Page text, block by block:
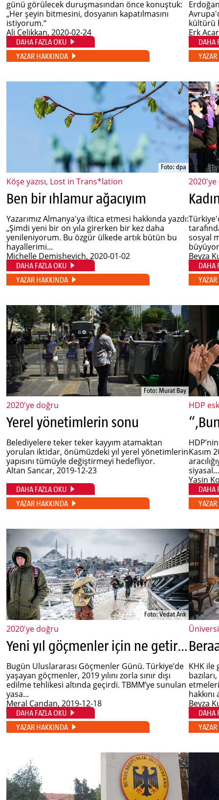
günü görülecek duruşmasından önce konuştuk:
„Her şeyin bitmesini, dosyanın kapatılmasını
istiyorum.“
Ali Çelikkan, 2020-02-24
DAHA FAZLA OKU
YAZAR HAKKINDA
kültürü
Erk
DAHA
Foto: dpa
Köşe yazısı, Lost in Trans*lation
Ben bir ıhlamur ağacıyım
Yazarımız Almanya'ya iltica etmesi hakkında yazdı:
„Şimdi yeni bir on yıla girerken bir kez daha
yenileniyorum. Bu özgür ülkede artık bütün bu
hayallerimi...
Michelle Demishevich, 2020-01-02
DAHA FAZLA OKU
YAZAR HAKKINDA
sosyal
Beyza
DAHA
Foto: Murat Bay
2020'ye doğru
Yerel yönetimlerin sonu
Belediyelere teker teker kayyım atamaktan
yorulan iktidar, önümüzdeki yıl yerel yönetimlerin
yapısını tümüyle değiştirmeyi hedefliyor.
Altan Sancar, 2019-12-23
DAHA FAZLA OKU
YAZAR HAKKINDA
HDP
Kasım
siyasal...
Yasin
DAHA
Foto: Vedat Arık
2020'ye doğru
Yeni yıl göçmenler için ne getirecek?
Bugün Uluslararası Göçmenler Günü. Türkiye’de
yaşayan göçmenler, 2019 yılını zorla sınır dışı
edilme tehlikesi altında geçirdi. TBMM’ye sunulan
yasa...
Meral Candan, 2019-12-18
DAHA FAZLA OKU
YAZAR HAKKINDA
KHK
Beyza
DAHA